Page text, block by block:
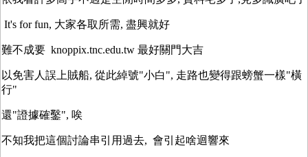
It's for fun, 大家各取所需, 盡興就好
難不成要 knoppix.tnc.edu.tw 最好關門大吉
以免害人誤上賊船, 從此綽號"小白", 走路也變得跟螃蟹一樣"橫
行"
還"證據確鑿", 唉
不知我把這個討論串引用過去, 會引起啥迴響來